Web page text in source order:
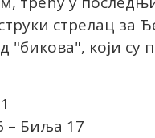
стрелац за
"бикова", који су
– Биља 17